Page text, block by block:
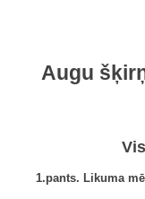
Augu
1.pants. Likuma